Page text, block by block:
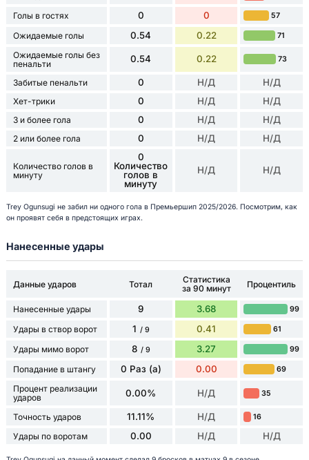
Голы в гостях 0 0 57
Ожидаемые голы 0.54 0.22 71
Ожидаемые голы без
пенальти
0.54 0.22 73
Забитые пенальти 0 Н/Д Н/Д
Хет-трики 0 Н/Д Н/Д
3 и более гола 0 Н/Д Н/Д
2 или более гола 0 Н/Д Н/Д
Количество голов в
минуту
0
Количество
голов в
минуту
Н/Д Н/Д
Trey Ogunsugi не забил ни одного гола в Премьершип 2025/2026. Посмотрим, как
он проявят себя в предстоящих играх.
Нанесенные удары
Данные ударов Тотал
Статистика
за 90 минут
Процентиль
Нанесенные удары 9 3.68 99
Удары в створ ворот 1 / 9 0.41 61
Удары мимо ворот 8 / 9 3.27 99
Попадание в штангу 0 Раз (а) 0.00 69
Процент реализации
ударов
0.00% Н/Д 35
Точность ударов 11.11% Н/Д 16
Удары по воротам 0.00 Н/Д Н/Д